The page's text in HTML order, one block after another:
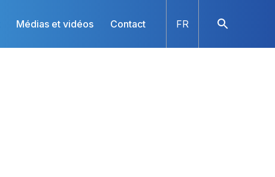
Médias et vidéos Contact FR